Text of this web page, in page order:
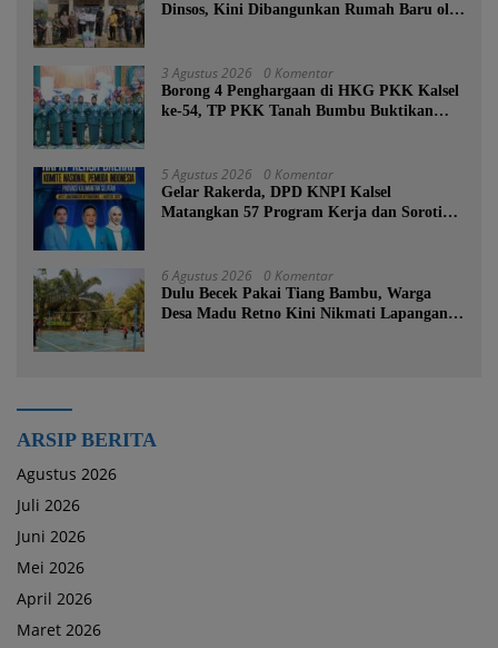
Dinsos, Kini Dibangunkan Rumah Baru oleh
3 Agustus 2026 0 Komentar
Borong 4 Penghargaan di HKG PKK Kalsel
ke-54, TP PKK Tanah Bumbu Buktikan
5 Agustus 2026 0 Komentar
Gelar Rakerda, DPD KNPI Kalsel
Matangkan 57 Program Kerja dan Soroti
6 Agustus 2026 0 Komentar
Dulu Becek Pakai Tiang Bambu, Warga
Desa Madu Retno Kini Nikmati Lapangan
ARSIP BERITA
Agustus 2026
Juli 2026
Juni 2026
Mei 2026
April 2026
Maret 2026